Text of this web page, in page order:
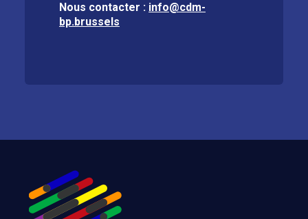
Nous contacter : info@cdm-
bp.brussels